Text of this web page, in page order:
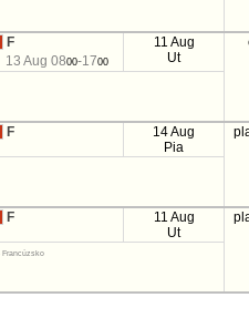
F
13 Aug 0800-1700
11 Aug
Ut
F
14 Aug
Pia
F
11 Aug
Ut
Francúzsko